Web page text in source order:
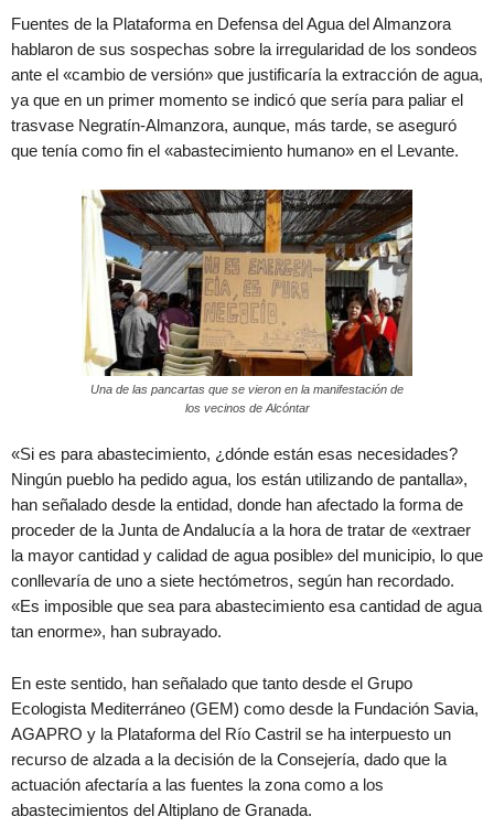
Fuentes de la Plataforma en Defensa del Agua del Almanzora
hablaron de sus sospechas sobre la irregularidad de los sondeos
ante el «cambio de versión» que justificaría la extracción de agua,
ya que en un primer momento se indicó que sería para paliar el
trasvase Negratín-Almanzora, aunque, más tarde, se aseguró
que tenía como fin el «abastecimiento humano» en el Levante.
Una de las pancartas que se vieron en la manifestación de
los vecinos de Alcóntar
«Si es para abastecimiento, ¿dónde están esas necesidades?
Ningún pueblo ha pedido agua, los están utilizando de pantalla»,
han señalado desde la entidad, donde han afectado la forma de
proceder de la Junta de Andalucía a la hora de tratar de «extraer
la mayor cantidad y calidad de agua posible» del municipio, lo que
conllevaría de uno a siete hectómetros, según han recordado.
«Es imposible que sea para abastecimiento esa cantidad de agua
tan enorme», han subrayado.
En este sentido, han señalado que tanto desde el Grupo
Ecologista Mediterráneo (GEM) como desde la Fundación Savia,
AGAPRO y la Plataforma del Río Castril se ha interpuesto un
recurso de alzada a la decisión de la Consejería, dado que la
actuación afectaría a las fuentes la zona como a los
abastecimientos del Altiplano de Granada.